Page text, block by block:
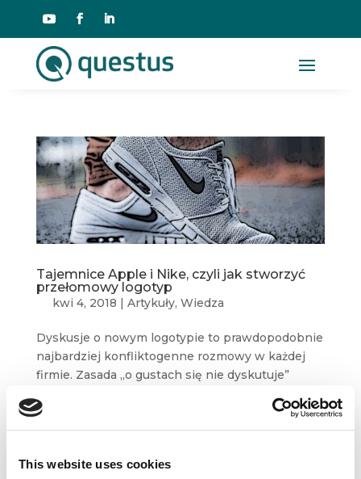
This website uses cookies
Tajemnice Apple i Nike, czyli jak stworzyć
przełomowy logotyp
kwi 4, 2018 | Artykuły, Wiedza
Dyskusje o nowym logotypie to prawdopodobnie
najbardziej konfliktogenne rozmowy w każdej
firmie. Zasada „o gustach się nie dyskutuje”
najgorszym rozwiązaniem. Jak więc ocenić,
czy nasze logo jest naprawdę warte walki? ...